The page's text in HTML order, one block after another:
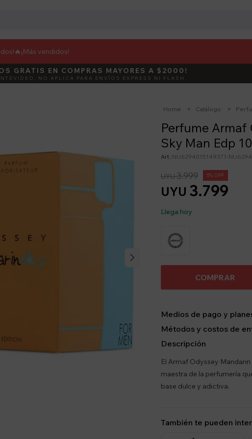
¡Más vendidos!
DEBUT ACTIVÁ EL CÓDIGO
GRATIS EN COMPRAS MAYORES A $2000!
NO APLICA PARA ENVÍOS EXPRESS NI FLASH
Home Catálogo
Perfume Armaf
Sky Man Edp
NU6294015149371-
UYU 3.799
UYU3.999 5
Llega hoy
COMPRAR
Medios de pago y
Métodos y costos de
Descripción
El Armaf Odyssey
maestra de la perfumería
base dulce y adictiva.
También te pueden